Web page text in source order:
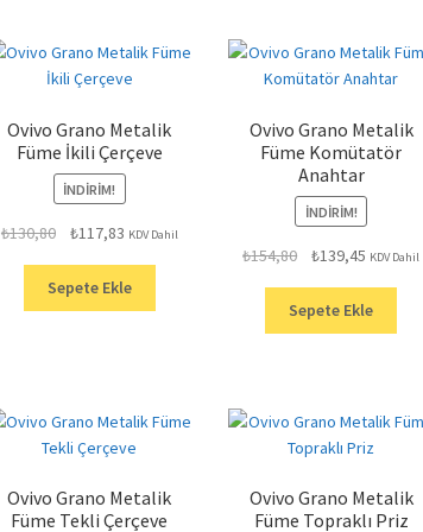
Ovivo Grano Metalik
Füme İkili Çerçeve
İNDIRIM!
₺130,80
Orijinal
₺130,80.
₺117,83Şu
fiyat:
₺117,83.
KDV Dahil
Sepete Ekle
Ovivo Grano Metalik
Füme Komütatör
Anahtar
İNDIRIM!
₺154,80
Orijinal
₺154,80.
₺139,45Şu
fiyat:
₺139,45.
KDV Dahil
Sepete Ekle
Ovivo Grano Metalik
Füme Tekli Çerçeve
Ovivo Grano Metalik
Füme Topraklı Priz